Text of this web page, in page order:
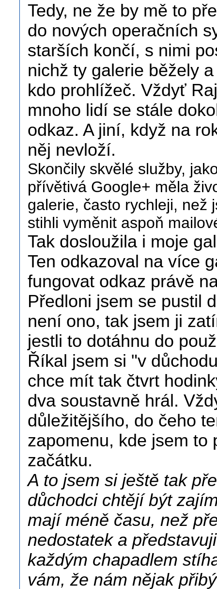
Tedy, ne že by mě to
do nových operačních
starších končí, s nimi
nichž ty galerie běžely
kdo prohlížeč. Vždyť
mnoho lidí se stále
odkaz. A jiní, když na
něj nevloží.
Skončily skvělé služby,
přívětivá Google+ měla
galerie, často rychleji, než
stihli vyměnit aspoň
Tak dosloužila i moje
Ten odkazoval na více
fungovat odkaz právě
Předloni jsem se pustil
není ono, tak jsem ji
jestli to dotáhnu do
Říkal jsem si "v
chce mít tak čtvrt
dva soustavně hrál.
důležitějšího, do čeho
zapomenu, kde jsem to
začátku.
A to jsem si ještě tak
důchodci chtějí být
mají méně času, než
nedostatek a
každým chapadlem
vám, že nám nějak